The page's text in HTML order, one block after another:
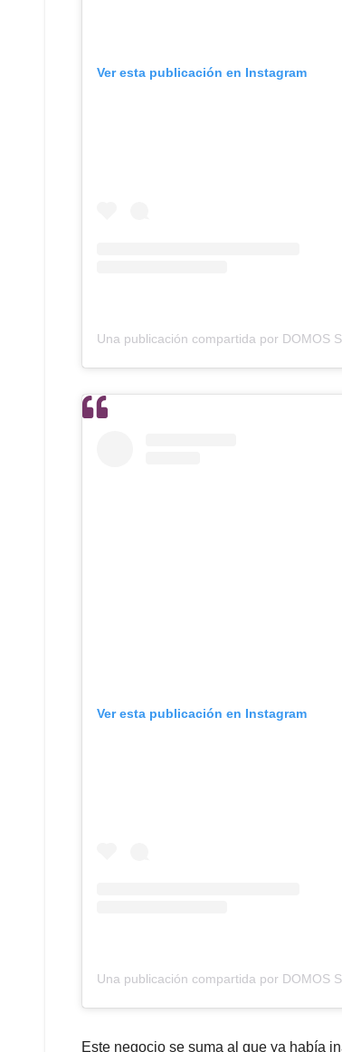
Ver esta publicación en Instagram
Una publicación compartida por DOMOS
Ver esta publicación en Instagram
Una publicación compartida por DOMOS
Este negocio se suma al que ya había